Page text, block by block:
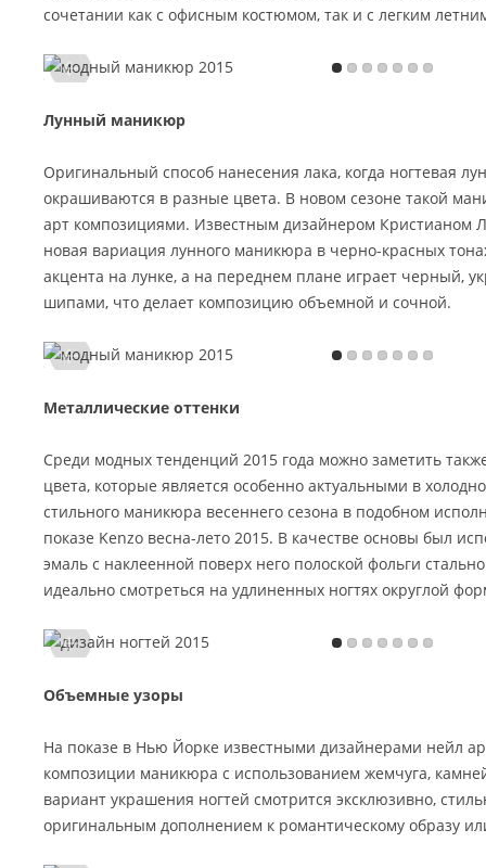
сочетании как с офисным костюмом, так и с легким
Лунный маникюр
Оригинальный способ нанесения лака, когда ногтевая
окрашиваются в разные цвета. В новом сезоне такой
арт композициями. Известным дизайнером Кристианом
новая вариация лунного маникюра в черно-красных
акцента на лунке, а на переднем плане играет черный,
шипами, что делает композицию объемной и сочной.
Металлические оттенки
Среди модных тенденций 2015 года можно заметить
цвета, которые является особенно актуальными в
стильного маникюра весеннего сезона в подобном
показе Kenzo весна-лето 2015. В качестве основы был
эмаль с наклеенной поверх него полоской фольги
идеально смотреться на удлиненных ногтях округлой
Объемные узоры
На показе в Нью Йорке известными дизайнерами нейл
композиции маникюра с использованием жемчуга,
вариант украшения ногтей смотрится эксклюзивно,
оригинальным дополнением к романтическому образу